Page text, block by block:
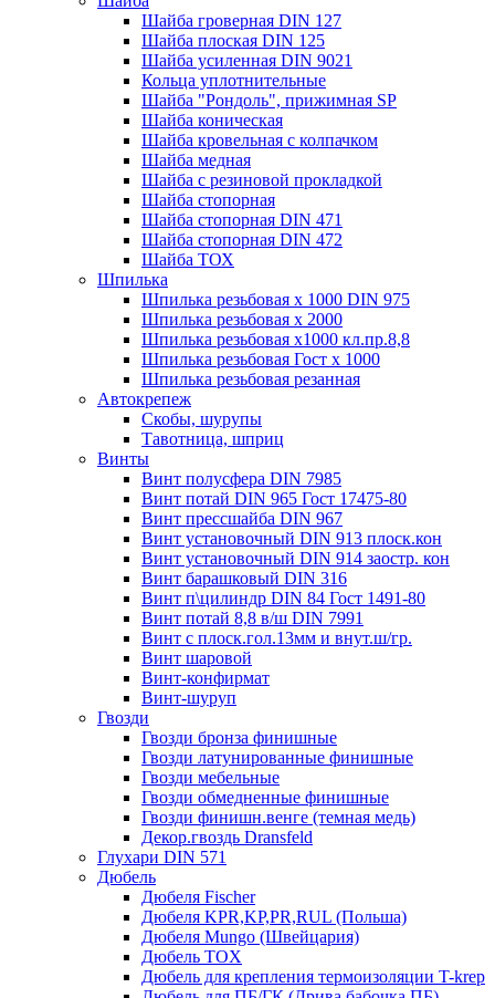
Шайба гроверная DIN 127
Шайба плоская DIN 125
Шайба усиленная DIN 9021
Кольца уплотнительные
Шайба "Рондоль", прижимная SP
Шайба коническая
Шайба кровельная с колпачком
Шайба медная
Шайба с резиновой прокладкой
Шайба стопорная
Шайба стопорная DIN 471
Шайба стопорная DIN 472
Шайба ТОХ
Шпилька
Шпилька резьбовая х 1000 DIN 975
Шпилька резьбовая х 2000
Шпилька резьбовая х1000 кл.пр.8,8
Шпилька резьбовая Гост х 1000
Шпилька резьбовая резанная
Автокрепеж
Скобы, шурупы
Тавотница, шприц
Винты
Винт полусфера DIN 7985
Винт потай DIN 965 Гост 17475-80
Винт прессшайба DIN 967
Винт установочный DIN 913 плоск.кон
Винт установочный DIN 914 заостр. кон
Винт барашковый DIN 316
Винт п\цилиндр DIN 84 Гост 1491-80
Винт потай 8,8 в/ш DIN 7991
Винт с плоск.гол.13мм и внут.ш/гр.
Винт шаровой
Винт-конфирмат
Винт-шуруп
Гвозди
Гвозди бронза финишные
Гвозди латунированные финишные
Гвозди мебельные
Гвозди обмедненные финишные
Гвозди финишн.венге (темная медь)
Декор.гвоздь Dransfeld
Глухари DIN 571
Дюбель
Дюбеля Fischer
Дюбеля KPR,KP,PR,RUL (Польша)
Дюбеля Mungo (Швейцария)
Дюбель TOX
Дюбель для крепления термоизоляции T-krep